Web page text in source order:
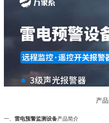
产
一、 雷电预警监测设备产品简介